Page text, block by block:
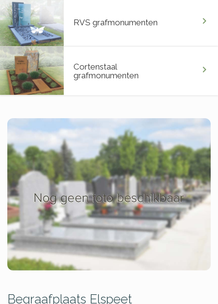
RVS grafmonumenten chevron_right
Cortenstaal
grafmonumenten
chevron_right
Begraafplaats Elspeet